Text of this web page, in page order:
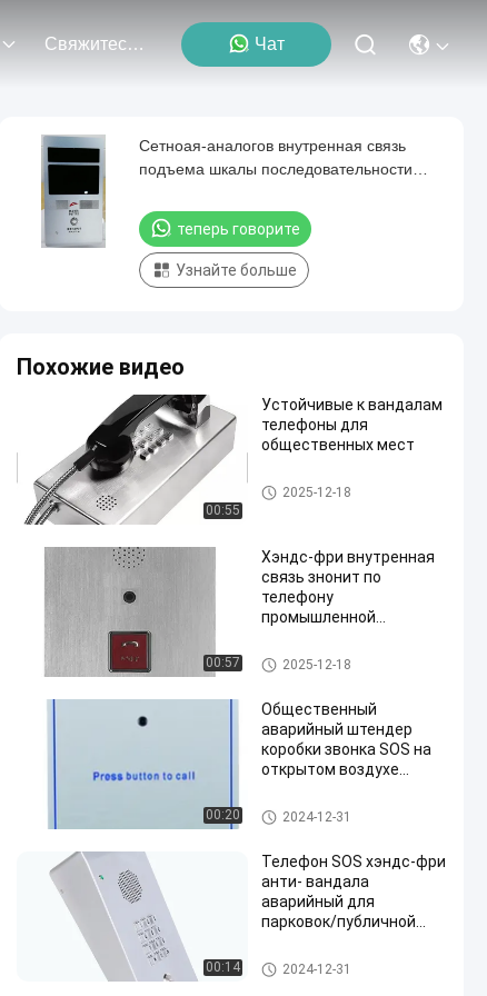
Свяжитесь Мы Чат
Сетноая-аналогов внутренная связь
подъема шкалы последовательности
теперь говорите
Узнайте больше
Похожие видео
00:55
Устойчивые к вандалам
телефоны для
общественных мест
Телефон вандала устойчив
ый
2025-12-18
00:57
Хэндс-фри внутренная
связь знонит по
телефону
промышленной
связи для
общественных мест
Интерком точки поддержки
2025-12-18
00:20
Общественный
аварийный штендер
коробки звонка SOS на
открытом воздухе
тип
Интерком точки поддержки
2024-12-31
00:14
Телефон SOS хэндс-фри
анти- вандала
аварийный для
парковок/публичной
Интерком точки поддержки
2024-12-31